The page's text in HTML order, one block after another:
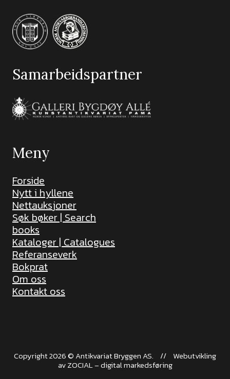
Samarbeidspartner
Meny
Forside
Nytt i hyllene
Nettauksjoner
Søk bøker | Search
books
Kataloger | Catalogues
Referanseverk
Bokprat
Om oss
Kontakt oss
Copyright 2026 © Antikvariat Bryggen AS. // Webutvikling
avZOCIAL – digital markedsføring